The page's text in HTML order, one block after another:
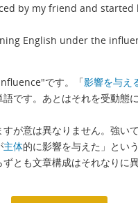
by my friend and started
English under the
です。「影響を与え
です。あとはそれを受動態
が意は異なりません。強い
主体的に影響を与えた」とい
ずとも文章構成はそれなりに